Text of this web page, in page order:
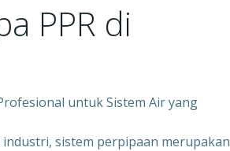
PPR di
untuk Sistem Air yang
sistem perpipaan merupakan